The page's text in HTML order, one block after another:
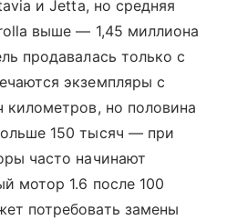
и Jetta, но средняя
выше — 1,45 миллиона
продавалась только с
экземпляры с
километров, но половина
150 тысяч — при
часто начинают
мотор 1.6 после 100
потребовать замены